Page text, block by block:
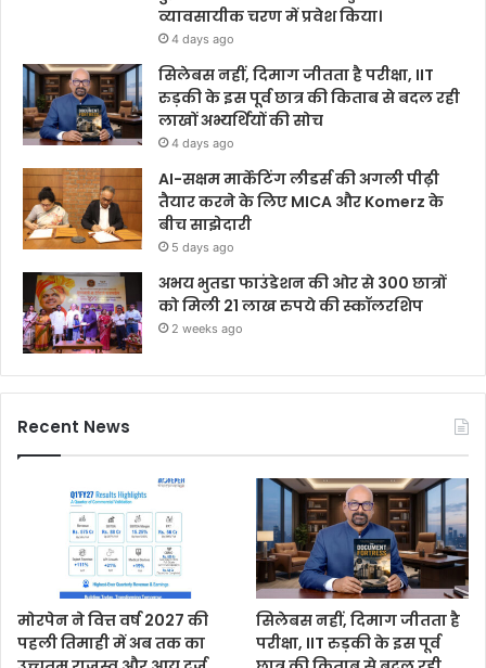
व्यावसायीक चरण में प्रवेश किया।
4 days ago
सिलेबस नहीं, दिमाग जीतता है परीक्षा, IIT
रुड़की के इस पूर्व छात्र की किताब से बदल रही
लाखों अभ्यर्थियों की सोच
4 days ago
AI-सक्षम मार्केटिंग लीडर्स की अगली पीढ़ी
तैयार करने के लिए MICA और Komerz के
बीच साझेदारी
5 days ago
अभय भुतडा फाउंडेशन की ओर से 300 छात्रों
को मिली 21 लाख रुपये की स्कॉलरशिप
2 weeks ago
Recent News
मोरपेन ने वित्त वर्ष 2027 की
पहली तिमाही में अब तक का
सिलेबस नहीं, दिमाग जीतता है
परीक्षा, IIT रुड़की के इस पूर्व